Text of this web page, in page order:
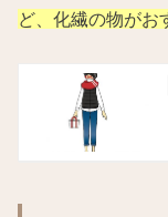
ど、化繊の物がお